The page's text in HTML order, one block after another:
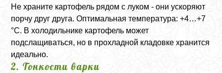
Не храните картофель рядом с луком - они ускоряют
порчу друг друга. Оптимальная температура: +4…+7
°C. В холодильнике картофель может
подслащиваться, но в прохладной кладовке хранится
идеально.
2. Тонкости варки